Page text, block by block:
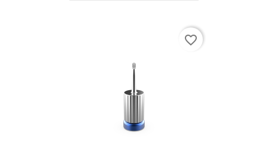
favorite_border